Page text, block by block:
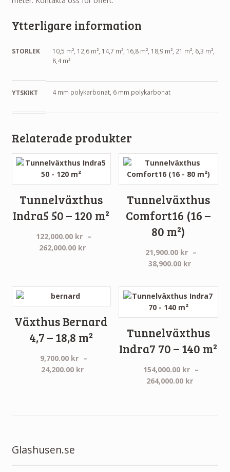
Ytterligare information
STORLEK
10,5 m², 12,6 m², 14,7 m², 16,8 m², 18,9 m², 21 m², 6,3 m²,
8,4 m²
YTSKIKT 4 mm polykarbonat, 6 mm polykarbonat
Relaterade produkter
Tunnelväxthus
Indra5 50 – 120 m²
122,000.00 kr –
262,000.00 kr
Tunnelväxthus
Comfort16 (16 –
80 m²)
21,900.00 kr –
38,900.00 kr
till
38,900.00
Växthus Bernard
4,7 – 18,8 m²
9,700.00 kr –
24,200.00 kr
Tunnelväxthus
Indra7 70 – 140 m²
154,000.00 kr –
264,000.00 kr
Glashusen.se